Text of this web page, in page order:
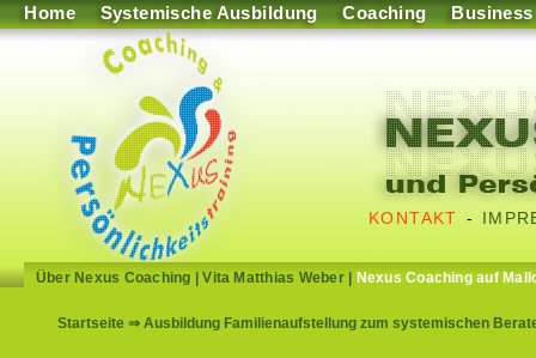
Home Systemische Ausbildung Coaching Business
KONTAKT -
Über Nexus Coaching |Vita Matthias Weber| Nexus Coaching auf
Startseite ⇒ Ausbildung Familienaufstellung zum systemischen